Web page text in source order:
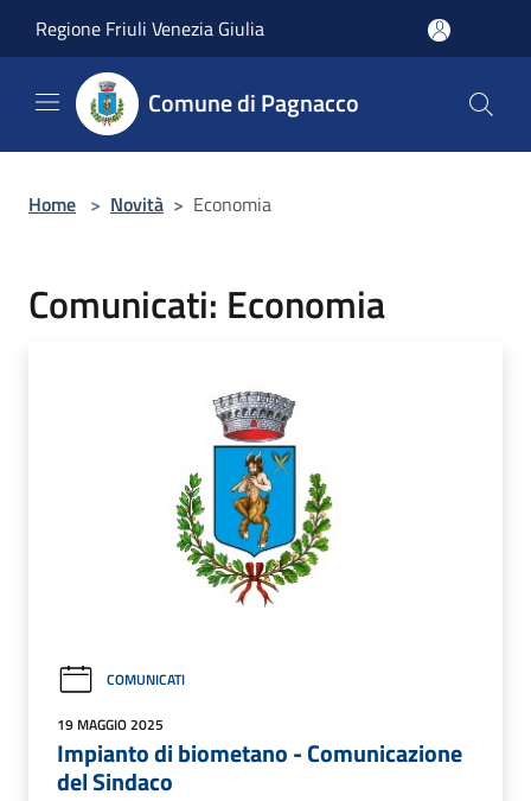
Regione Friuli Venezia Giulia
Comune di Pagnacco
Home > Novità > Economia
Comunicati: Economia
COMUNICATI
19 MAGGIO 2025
Impianto di biometano - Comunicazione
del Sindaco